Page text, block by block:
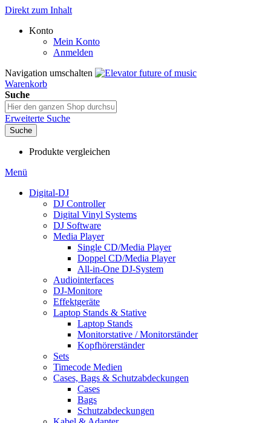
Direkt zum Inhalt
Konto
Mein Konto
Anmelden
Navigation umschalten
Warenkorb
Suche
Erweiterte Suche
Suche
Produkte vergleichen
Menü
Digital-DJ
DJ Controller
Digital Vinyl Systems
DJ Software
Media Player
Single CD/Media Player
Doppel CD/Media Player
All-in-One DJ-System
Audiointerfaces
DJ-Monitore
Effektgeräte
Laptop Stands & Stative
Laptop Stands
Monitorstative / Monitorständer
Kopfhörerständer
Sets
Timecode Medien
Cases, Bags & Schutzabdeckungen
Cases
Bags
Schutzabdeckungen